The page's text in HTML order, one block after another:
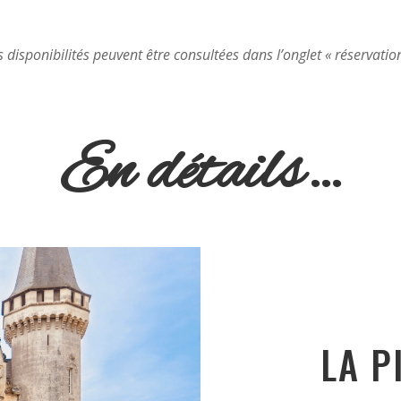
disponibilités peuvent être consultées dans l’onglet «
En détails…
LA